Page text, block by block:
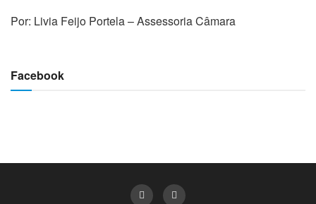
Por: Livia Feijo Portela – Assessoria Câmara
Facebook